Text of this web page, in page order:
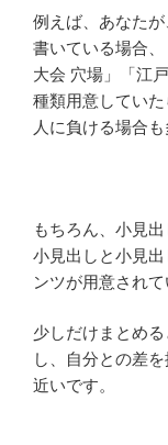
例えば、あなた
書いている場合
大会 穴場」「江
種類用意してい
人に負ける場合も
もちろん、小見
小見出しと小見
ンツが用意されて
少しだけまとめ
し、自分との差
近いです。